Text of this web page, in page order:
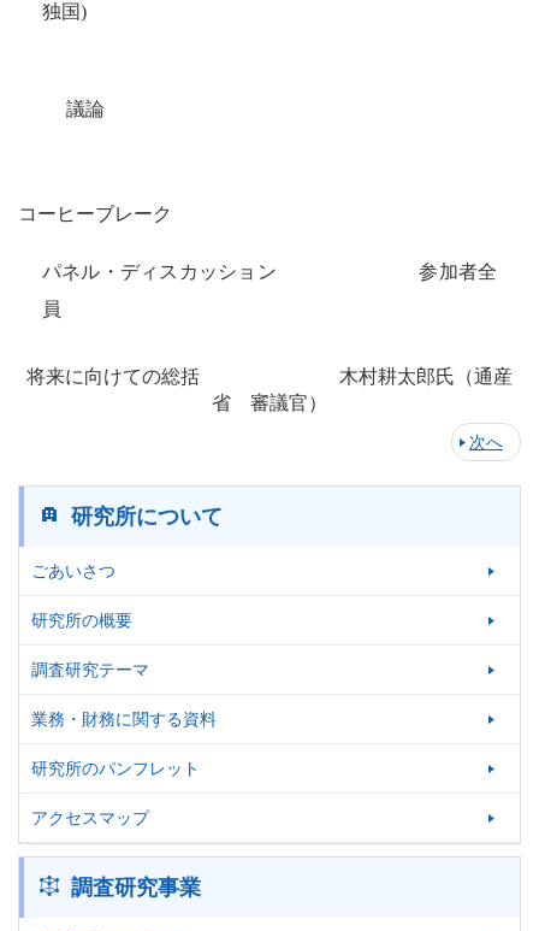
独国)
議論
コーヒーブレーク
パネル・ディスカッション
参加者全
員
将来に向けての総括
木村耕太郎氏（通産
省 審議官）
次へ
研究所について
ごあいさつ
研究所の概要
調査研究テーマ
業務・財務に関する資料
研究所のパンフレット
アクセスマップ
調査研究事業